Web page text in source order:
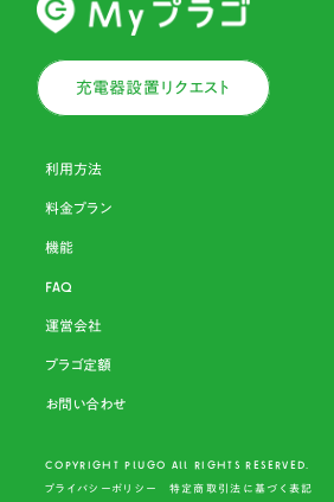
充電器設置リクエスト
利用方法
料金プラン
機能
FAQ
運営会社
プラゴ定額
お問い合わせ
COPYRIGHT PLU GO ALL RIGHTS RESERVED.
プライバシーポリシー 特定商取引法に基づく表記